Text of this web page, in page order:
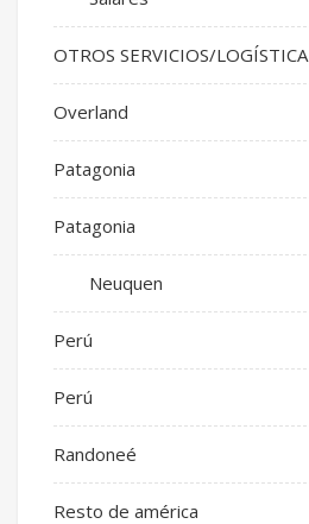
OTROS SERVICIOS/LOGÍSTICA
Overland
Patagonia
Patagonia
Neuquen
Perú
Perú
Randoneé
Resto de américa